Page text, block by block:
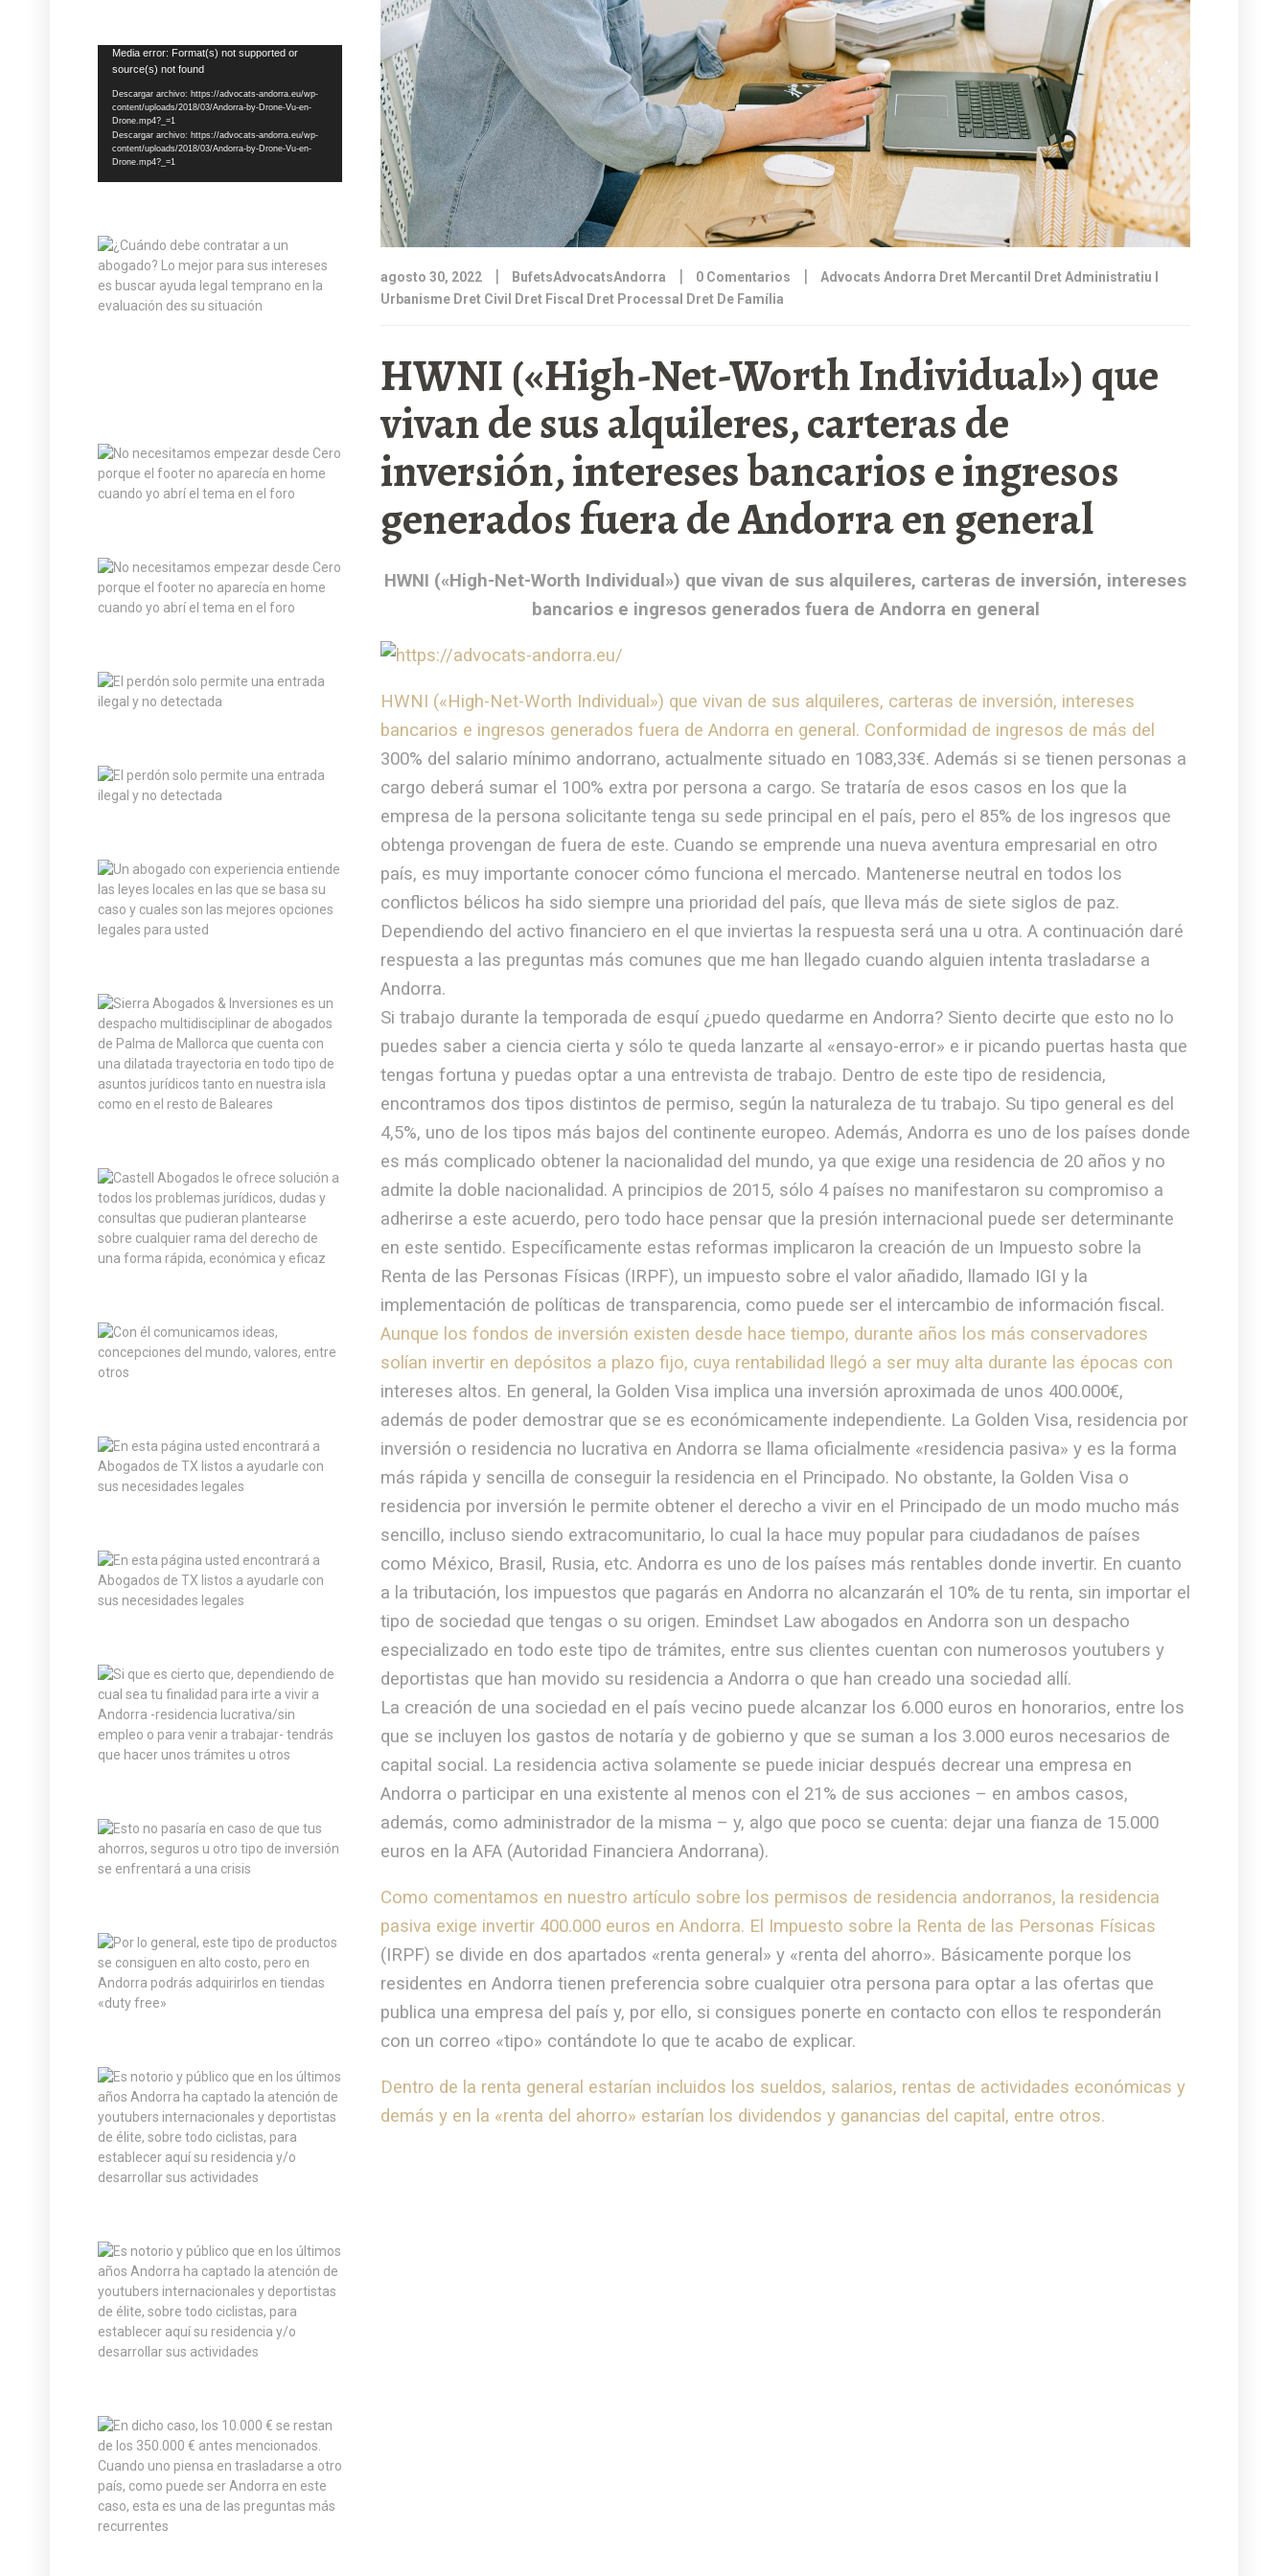
agosto 30, 2022 | BufetsAdvocatsAndorra | 0 Comentarios |
Advocats Andorra Dret Mercantil Dret Administratiu I
Urbanisme Dret Civil Dret Fiscal Dret Processal Dret De Família
HWNI («High-Net-Worth Individual») que
vivan de sus alquileres, carteras de
inversión, intereses bancarios e ingresos
generados fuera de Andorra en general
HWNI («High-Net-Worth Individual») que vivan de sus alquileres, carteras de inversión, intereses
bancarios e ingresos generados fuera de Andorra en general
HWNI («High-Net-Worth Individual») que vivan de sus alquileres, carteras de inversión, intereses
bancarios e ingresos generados fuera de Andorra en general. Conformidad de ingresos de más del
300% del salario mínimo andorrano, actualmente situado en 1083,33€. Además si se tienen personas a
cargo deberá sumar el 100% extra por persona a cargo. Se trataría de esos casos en los que la
empresa de la persona solicitante tenga su sede principal en el país, pero el 85% de los ingresos que
obtenga provengan de fuera de este. Cuando se emprende una nueva aventura empresarial en otro
país, es muy importante conocer cómo funciona el mercado. Mantenerse neutral en todos los
conflictos bélicos ha sido siempre una prioridad del país, que lleva más de siete siglos de paz.
Dependiendo del activo financiero en el que inviertas la respuesta será una u otra. A continuación daré
respuesta a las preguntas más comunes que me han llegado cuando alguien intenta trasladarse a
Andorra.
Si trabajo durante la temporada de esquí ¿puedo quedarme en Andorra? Siento decirte que esto no lo
puedes saber a ciencia cierta y sólo te queda lanzarte al «ensayo-error» e ir picando puertas hasta que
tengas fortuna y puedas optar a una entrevista de trabajo. Dentro de este tipo de residencia,
encontramos dos tipos distintos de permiso, según la naturaleza de tu trabajo. Su tipo general es del
4,5%, uno de los tipos más bajos del continente europeo. Además, Andorra es uno de los países donde
es más complicado obtener la nacionalidad del mundo, ya que exige una residencia de 20 años y no
admite la doble nacionalidad. A principios de 2015, sólo 4 países no manifestaron su compromiso a
adherirse a este acuerdo, pero todo hace pensar que la presión internacional puede ser determinante
en este sentido. Específicamente estas reformas implicaron la creación de un Impuesto sobre la
Renta de las Personas Físicas (IRPF), un impuesto sobre el valor añadido, llamado IGI y la
implementación de políticas de transparencia, como puede ser el intercambio de información fiscal.
Aunque los fondos de inversión existen desde hace tiempo, durante años los más conservadores
solían invertir en depósitos a plazo fijo, cuya rentabilidad llegó a ser muy alta durante las épocas con
intereses altos. En general, la Golden Visa implica una inversión aproximada de unos 400.000€,
además de poder demostrar que se es económicamente independiente. La Golden Visa, residencia por
inversión o residencia no lucrativa en Andorra se llama oficialmente «residencia pasiva» y es la forma
más rápida y sencilla de conseguir la residencia en el Principado. No obstante, la Golden Visa o
residencia por inversión le permite obtener el derecho a vivir en el Principado de un modo mucho más
sencillo, incluso siendo extracomunitario, lo cual la hace muy popular para ciudadanos de países
como México, Brasil, Rusia, etc. Andorra es uno de los países más rentables donde invertir. En cuanto
a la tributación, los impuestos que pagarás en Andorra no alcanzarán el 10% de tu renta, sin importar el
tipo de sociedad que tengas o su origen. Emindset Law abogados en Andorra son un despacho
especializado en todo este tipo de trámites, entre sus clientes cuentan con numerosos youtubers y
deportistas que han movido su residencia a Andorra o que han creado una sociedad allí.
La creación de una sociedad en el país vecino puede alcanzar los 6.000 euros en honorarios, entre los
que se incluyen los gastos de notaría y de gobierno y que se suman a los 3.000 euros necesarios de
capital social. La residencia activa solamente se puede iniciar después decrear una empresa en
Andorra o participar en una existente al menos con el 21% de sus acciones – en ambos casos,
además, como administrador de la misma – y, algo que poco se cuenta: dejar una fianza de 15.000
euros en la AFA (Autoridad Financiera Andorrana).
Como comentamos en nuestro artículo sobre los permisos de residencia andorranos, la residencia
pasiva exige invertir 400.000 euros en Andorra. El Impuesto sobre la Renta de las Personas Físicas
(IRPF) se divide en dos apartados «renta general» y «renta del ahorro». Básicamente porque los
residentes en Andorra tienen preferencia sobre cualquier otra persona para optar a las ofertas que
publica una empresa del país y, por ello, si consigues ponerte en contacto con ellos te responderán
con un correo «tipo» contándote lo que te acabo de explicar.
Dentro de la renta general estarían incluidos los sueldos, salarios, rentas de actividades económicas y
demás y en la «renta del ahorro» estarían los dividendos y ganancias del capital, entre otros.
Reproductor
vídeo
Media error: Format(s) not supported or
source(s) not found
Descargar archivo: https://advocats-andorra.eu/wp-
content/uploads/2018/03/Andorra-by-Drone-Vu-en-
Drone.mp4?_=1
Descargar archivo: https://advocats-andorra.eu/wp-
content/uploads/2018/03/Andorra-by-Drone-Vu-en-
Drone.mp4?_=1